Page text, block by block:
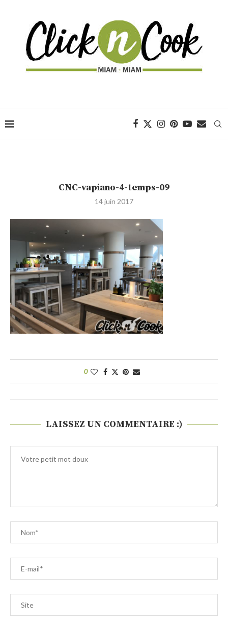
CNC-vapiano-4-temps-09
14 juin 2017
0
LAISSEZ UN COMMENTAIRE :)